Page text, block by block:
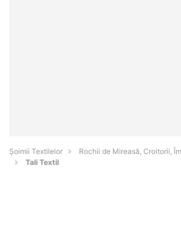
Șoimii Textilelor
Rochii de Mireasă, Croitorii,
Tali Textil